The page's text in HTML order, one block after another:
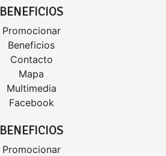
BENEFICIOS
Promocionar
Beneficios
Contacto
Mapa
Multimedia
Facebook
BENEFICIOS
Promocionar